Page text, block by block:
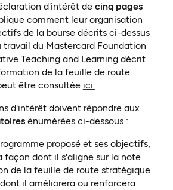
d'intérêt de cinq pages
comment leur organisation
de la bourse décrits ci-dessus
du Mastercard Foundation
Teaching and Learning décrit
de la feuille de route
être consultée ici.
d'intérêt doivent répondre aux
énumérées ci-dessous :
proposé et ses objectifs,
façon dont il s'aligne sur la note
de la feuille de route stratégique
il améliorera ou renforcera